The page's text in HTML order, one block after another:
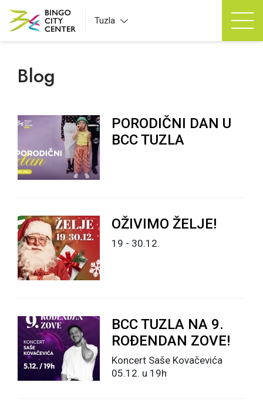
Tuzla
Blog
PORODIČNI DAN U
BCC TUZLA
OŽIVIMO ŽELJE!
19 - 30.12.
BCC TUZLA NA 9.
ROĐENDAN ZOVE!
Koncert Saše Kovačevića
05.12. u 19h